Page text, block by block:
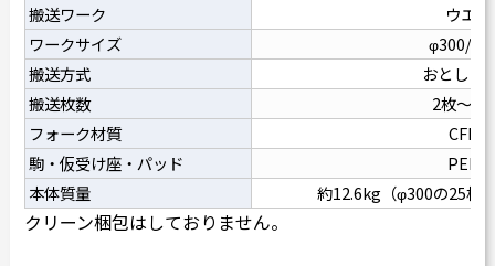
搬送ワーク
ウエハ
ワークサイズ
φ300/
搬送方式
おとしこ
搬送枚数
2枚～25
フォーク材質
CFRP
駒・仮受け座・パッド
PEEK
本体質量
約12.6kg（φ300の25枚
クリーン梱包はしておりません。